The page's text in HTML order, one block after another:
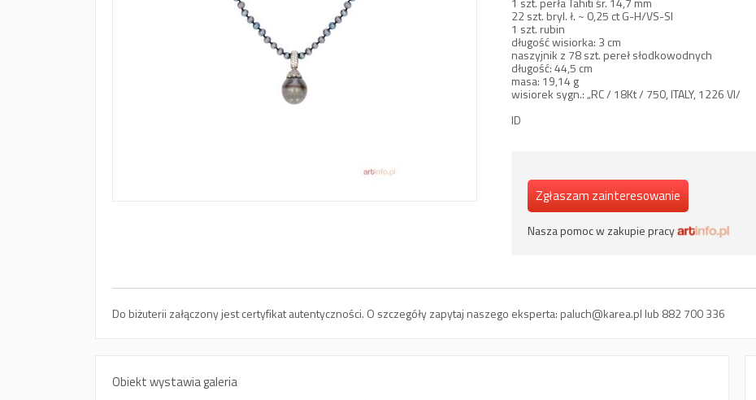
22 szt. bryl. ł. ~ 0,25 ct G-H/VS-SI
1 szt. rubin
długość wisiorka: 3 cm
naszyjnik z 78 szt. pereł słodkowodnych
długość: 44,5 cm
masa: 19,14 g
wisiorek sygn.: „RC / 18Kt / 750, ITALY, 1226 VI/
ID
Zgłaszam zainteresowanie
Nasza pomoc w zakupie pracy
Do biżuterii załączony jest certyfikat autentyczności. O szczegóły zapytaj naszego eksperta: paluch@karea.pl lub 882 700 336
Obiekt wystawia galeria